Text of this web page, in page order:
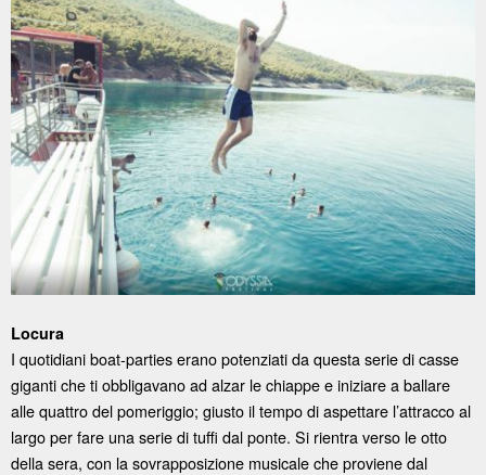
Locura
I quotidiani boat-parties erano potenziati da questa serie di casse
giganti che ti obbligavano ad alzar le chiappe e iniziare a ballare
alle quattro del pomeriggio; giusto il tempo di aspettare l’attracco al
largo per fare una serie di tuffi dal ponte. Si rientra verso le otto
della sera, con la sovrapposizione musicale che proviene dal